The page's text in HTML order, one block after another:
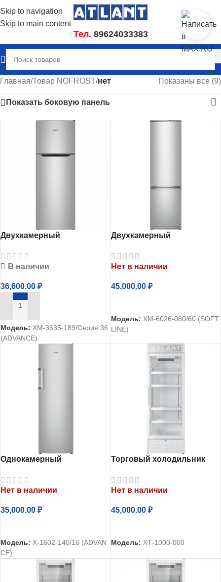
Skip to navigation
Skip to main content
Тел. 89624033383
Главная/Товар NOFROST/нет Показаны все (9)
Показать боковую панель
Двухкамерный
ХМ-3635-189
В наличии
36,600.00 ₽
В КОРЗИНУ
Модель: ХМ-3635-189/Серия 36
(ADVANCE)
Двухкамерный
ХМ-6026-080
Нет в наличии
45,000.00 ₽
Модель: ХМ-6026-080/60 (SOFT
LINE)
Однокамерный
Х-1602-140
Нет в наличии
35,000.00 ₽
Модель: Х-1602-140/16 (ADVAN
CE)
Торговый холодильник
ХТ-1000-000
Нет в наличии
45,000.00 ₽
Модель: ХТ-1000-000